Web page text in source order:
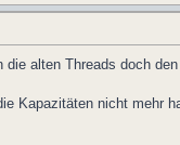
alten Threads doch
Kapazitäten nicht mehr